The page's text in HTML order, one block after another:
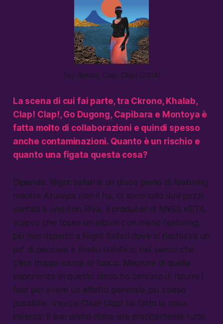
Tayi Bebba, Clap! Clap! (2014)
La scena di cui fai parte, tra Ckrono, Khalab,
Clap! Clap!, Go Dugong, Capibara e Montoya è
fatta molto di collaborazioni e quindi spesso
anche contaminazioni. Quanto è un rischio e
quanto una figata questa cosa?
Dipende. Night safari è un disco pieno di featuring
mentre Azulejos non li ha, ci sono solo due pezzi
cantati e uno con Riva, il producer di M¥SS KETA.
Volevo che fosse un album con meno featuring,
più mio rispetto a Night Safari dove si rischiava un
po’ di peccare a livello stilistico, nel senso che
c’era troppa carne al fuoco. Memore di quella
esperienza in questo disco ho cercato di ridurre i
feat per avere un effetto generale più coeso
possibile. Invece Clap! Clap! ha fatto la cosa
inversa: il suo primo disco era praticamente tutto